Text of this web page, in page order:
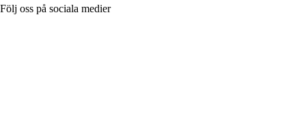
Följ oss på sociala medier